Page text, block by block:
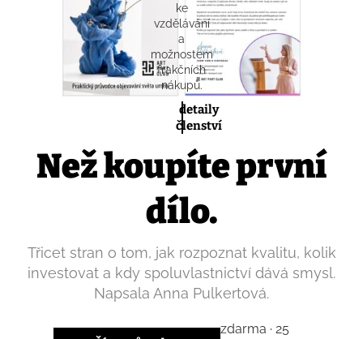
ke
vzdělávání
a
možnostem
frakčních
nákupů.
detaily
členství
Než koupíte první
dílo.
Třicet stran o tom, jak rozpoznat kvalitu, kolik
investovat a kdy spoluvlastnictví dává smysl.
Napsala Anna Pulkertová.
zdarma · 25